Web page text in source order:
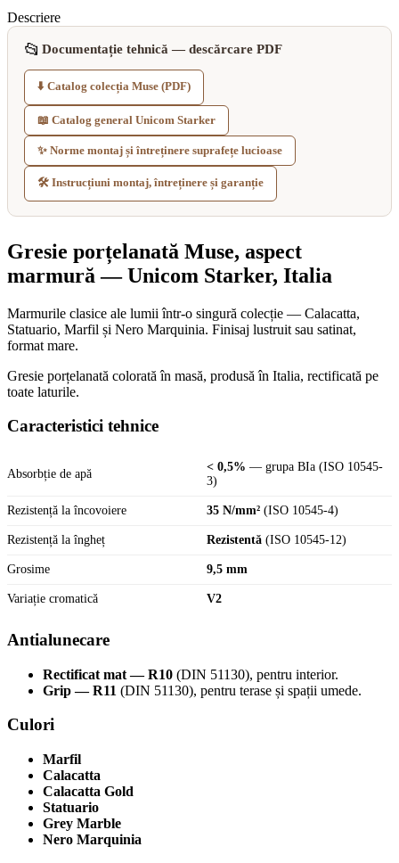
Descriere
📂 Documentație tehnică — descărcare PDF
⬇️ Catalog colecția Muse (PDF)
📖 Catalog general Unicom Starker
✨ Norme montaj și întreținere suprafețe lucioase
🛠️ Instrucțiuni montaj, întreținere și garanție
Gresie porțelanată Muse, aspect
marmură — Unicom Starker, Italia
Marmurile clasice ale lumii într-o singură colecție — Calacatta,
Statuario, Marfil și Nero Marquinia. Finisaj lustruit sau satinat,
format mare.
Gresie porțelanată colorată în masă, produsă în Italia, rectificată pe
toate laturile.
Caracteristici tehnice
Absorbție de apă
< 0,5% — grupa BIa (ISO 10545-
3)
Rezistență la încovoiere 35 N/mm² (ISO 10545-4)
Rezistență la îngheț Rezistentă (ISO 10545-12)
Grosime 9,5 mm
Variație cromatică V2
Antialunecare
Rectificat mat — R10 (DIN 51130), pentru interior.
Grip — R11 (DIN 51130), pentru terase și spații umede.
Culori
Marfil
Calacatta
Calacatta Gold
Statuario
Grey Marble
Nero Marquinia